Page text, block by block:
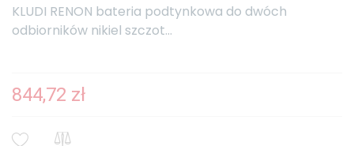
KLUDI RENON bateria podtynkowa do dwóch
odbiorników nikiel szczot...
844,72 zł